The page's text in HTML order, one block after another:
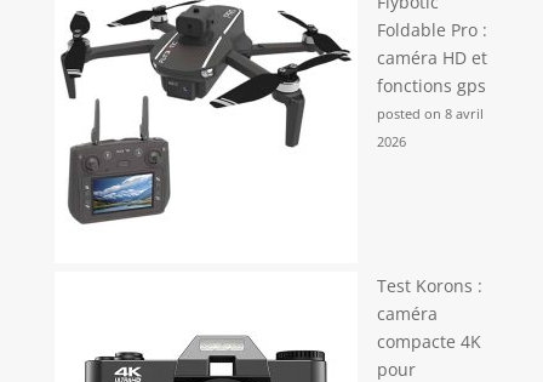
avec une interface intuitive, cet appareil est parfait
pour les enfants et les débutants. Un choix
excellent pour les anniversaires ou Noël pour les
ados.
Foldable Pro :
caméra HD et
fonctions gps
posted on 8 avril
2026
Test Korons :
caméra
compacte 4K
pour